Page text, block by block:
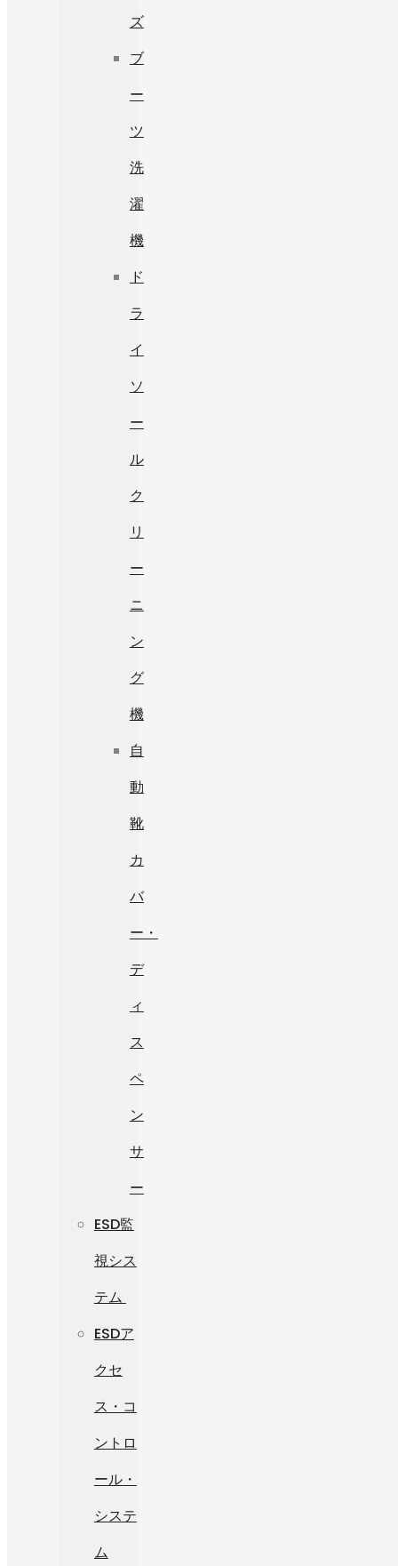
ズ
ブ
ー
ツ
洗
濯
機
ド
ラ
イ
ソ
ー
ル
ク
リ
ー
ニ
ン
グ
機
自
動
靴
カ
バ
ー・
デ
ィ
ス
ペ
ン
サ
ー
ESD監
視シス
テム
ESDア
クセ
ス・コ
ントロ
ール・
システ
ム